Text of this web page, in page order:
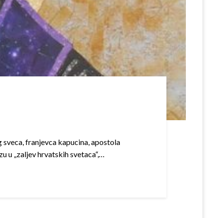
franjevca kapucina, apostola
u „zaljev hrvatskih svetaca“,…